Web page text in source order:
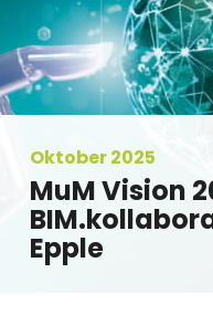
Oktober 2025
MuM Vision
Epple